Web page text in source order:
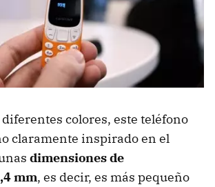
colores, este teléfono
claramente inspirado en el
dimensiones de
mm, es decir, es más pequeño